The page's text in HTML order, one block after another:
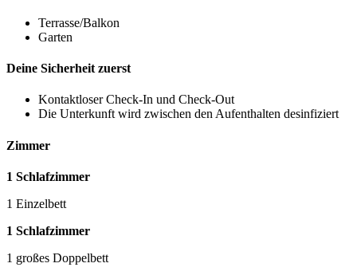
Terrasse/Balkon
Garten
Deine Sicherheit zuerst
Kontaktloser Check-In und Check-Out
Die Unterkunft wird zwischen den Aufenthalten desinfiziert
Zimmer
1 Schlafzimmer
1 Einzelbett
1 Schlafzimmer
1 großes Doppelbett